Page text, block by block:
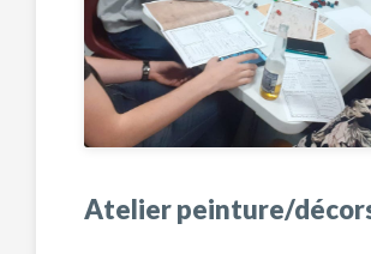
Atelier peinture/